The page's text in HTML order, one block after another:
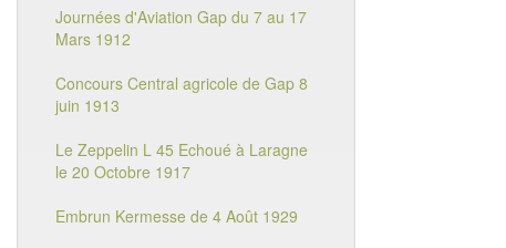
Journées d'Aviation Gap du 7 au 17
Mars 1912
Concours Central agricole de Gap 8
juin 1913
Le Zeppelin L 45 Echoué à Laragne
le 20 Octobre 1917
Embrun Kermesse de 4 Août 1929